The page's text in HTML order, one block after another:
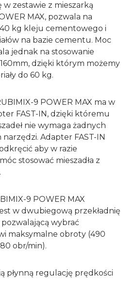
w zestawie z mieszarką
MAX, pozwala na
kg kleju cementowego i
na bazie cementu. Moc
jednak na stosowanie
160mm, dzięki którym możemy
do 60 kg.
9 POWER MAX ma w
FAST-IN, dzięki któremu
nie wymaga żadnych
Adapter FAST-IN
aby w razie
stosować mieszadła z
9 POWER MAX
w dwubiegową przekładnię
wybrać
maksymalne obroty (490
obr/min).
płynną regulację prędkości